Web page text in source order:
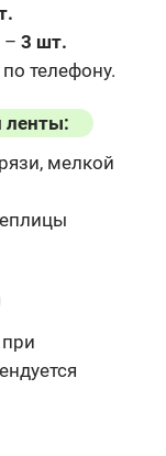
– 3 шт.
телефону.
ленты:
мелкой